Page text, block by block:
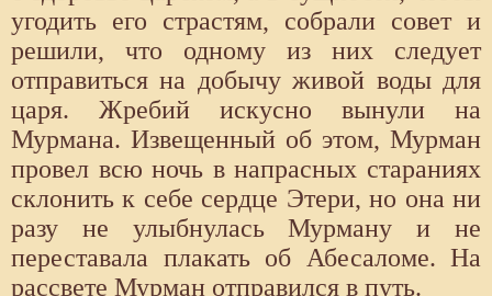
угодить его страстям, собрали совет и
решили, что одному из них следует
отправиться на добычу живой воды для
царя. Жребий искусно вынули на
Мурмана. Извещенный об этом, Мурман
провел всю ночь в напрасных стараниях
склонить к себе сердце Этери, но она ни
разу не улыбнулась Мурману и не
переставала плакать об Абесаломе. На
рассвете Мурман отправился в путь.